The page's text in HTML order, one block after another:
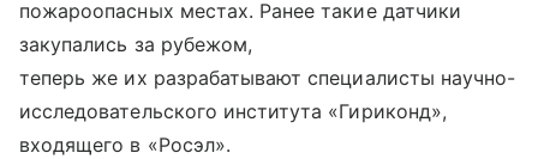
пожароопасных местах. Ранее такие датчики
закупались за рубежом,
теперь же их разрабатывают специалисты научно-
исследовательского института «Гириконд»,
входящего в «Росэл».